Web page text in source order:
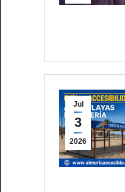
Jul
3
2026